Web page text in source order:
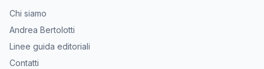
Chi siamo
Andrea Bertolotti
Linee guida editoriali
Contatti